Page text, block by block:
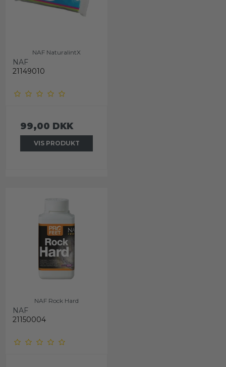
NAF NaturalintX
NAF
21149010
99,00 DKK
VIS PRODUKT
NAF Rock Hard
NAF
21150004